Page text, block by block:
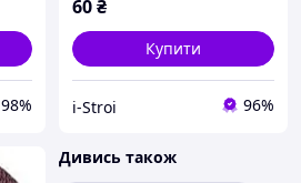
98%
60₴
Купити
i-Stroi 96%
Дивись також